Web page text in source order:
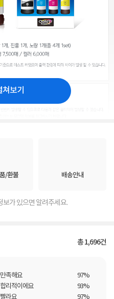
보기
/환불 배송안내
보가 있으면 알려주세요.
총1,696건
만족해요
97%
합리적이에요
93%
빨라요 97%